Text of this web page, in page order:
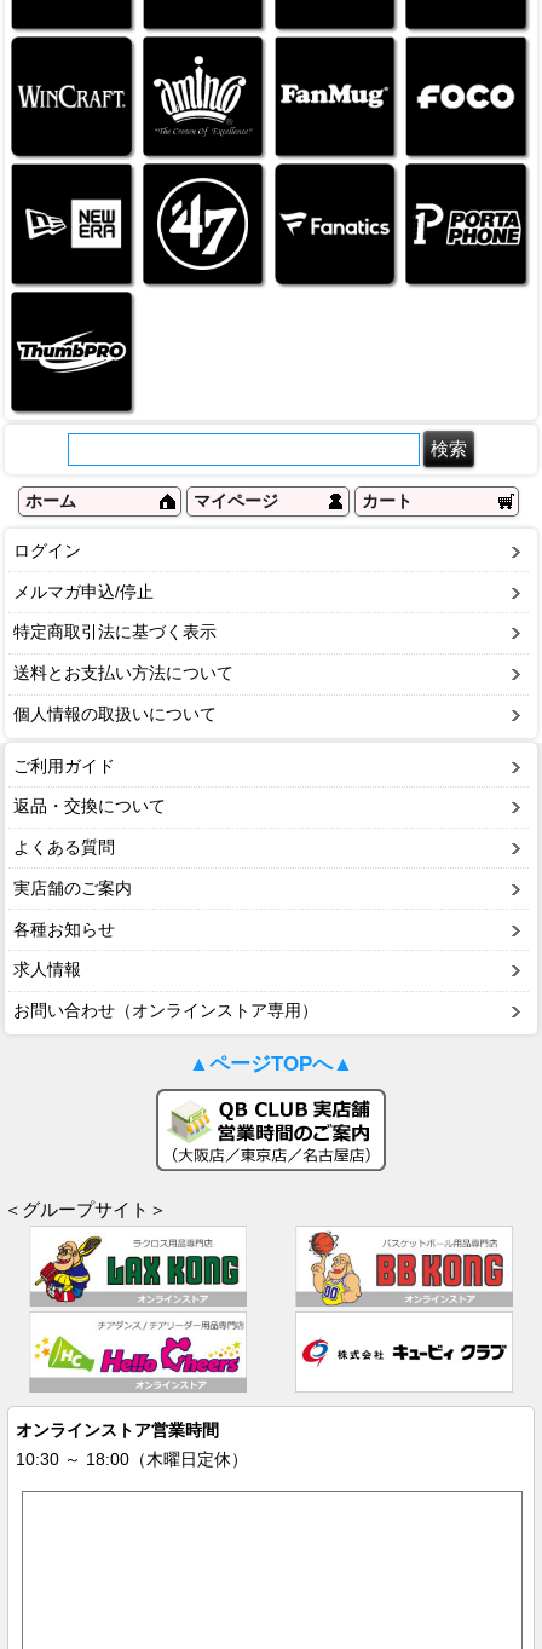
ホーム マイページ カート
ログイン
メルマガ申込/停止
特定商取引法に基づく表示
送料とお支払い方法について
個人情報の取扱いについて
ご利用ガイド
返品・交換について
よくある質問
実店舗のご案内
各種お知らせ
求人情報
お問い合わせ（オンラインストア専用）
▲ページTOPへ▲
＜グループサイト＞
オンラインストア営業時間
10:30 ～ 18:00（木曜日定休）